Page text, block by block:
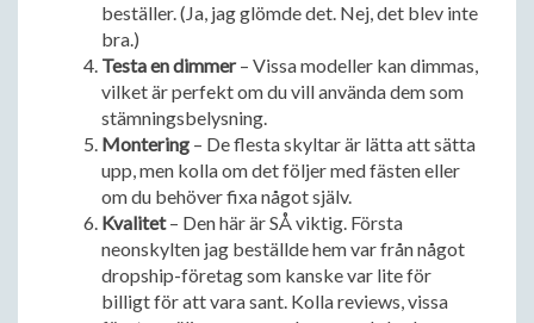
beställer. (Ja, jag glömde det. Nej, det blev inte
bra.)
Testa en dimmer– Vissa modeller kan dimmas,
vilket är perfekt om du vill använda dem som
stämningsbelysning.
Montering – De flesta skyltar är lätta att sätta
upp, men kolla om det följer med fästen eller
om du behöver fixa något själv.
Kvalitet– Den här är SÅ viktig. Första
neonskylten jag beställde hem var från något
dropship-företag som kanske var lite för
billigt för att vara sant. Kolla reviews, vissa